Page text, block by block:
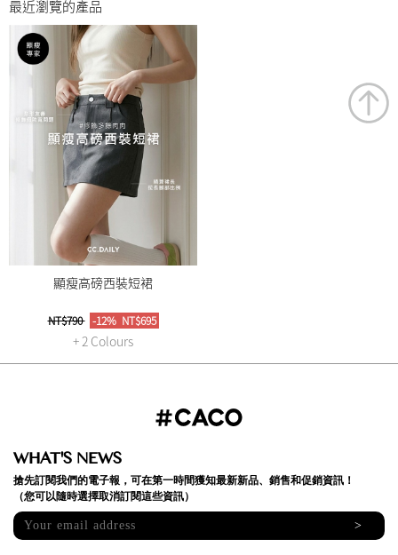
最近瀏覽的產品
顯瘦高磅西裝短裙
NT$790 -12% NT$695
+ 2 Colours
WHAT'S NEWS
搶先訂閱我們的電子報，可在第一時間獲知最新新品、銷售和促銷資訊！
（您可以隨時選擇取消訂閱這些資訊）
>